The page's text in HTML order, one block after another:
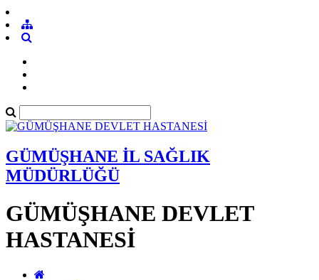
GÜMÜŞHANE İL SAĞLIK
MÜDÜRLÜĞÜ
GÜMÜŞHANE DEVLET
HASTANESİ